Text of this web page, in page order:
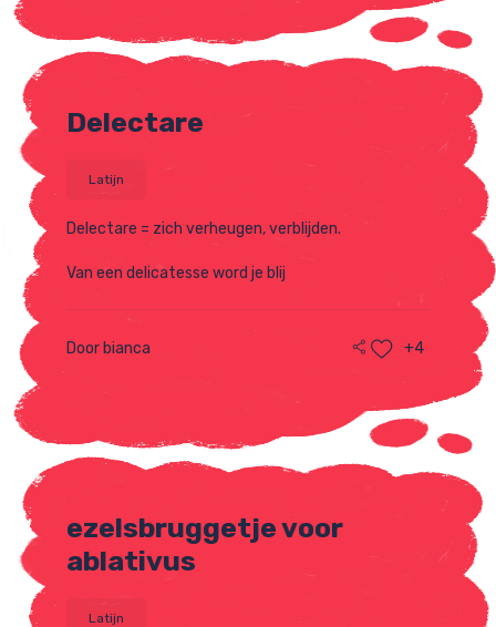
Delectare
Latijn
Delectare = zich verheugen, verblijden.
Van een delicatesse word je blij
Door bianca +4
ezelsbruggetje voor
ablativus
Latijn